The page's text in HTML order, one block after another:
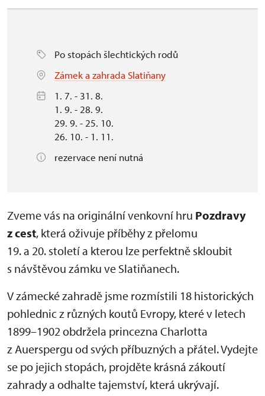
Po stopách šlechtických rodů
Zámek a zahrada Slatiňany
1. 7. - 31. 8.
1. 9. - 28. 9.
29. 9. - 25. 10.
26. 10. - 1. 11.
rezervace není nutná
Zveme vás na originální venkovní hru Pozdravy
z cest, která oživuje příběhy z přelomu
19. a 20. století a kterou lze perfektně skloubit
s návštěvou zámku ve Slatiňanech.
V zámecké zahradě jsme rozmístili 18 historických
pohlednic z různých koutů Evropy, které v letech
1899–1902 obdržela princezna Charlotta
z Auerspergu od svých příbuzných a přátel. Vydejte
se po jejich stopách, projděte krásná zákoutí
zahrady a odhalte tajemství, která ukrývají.